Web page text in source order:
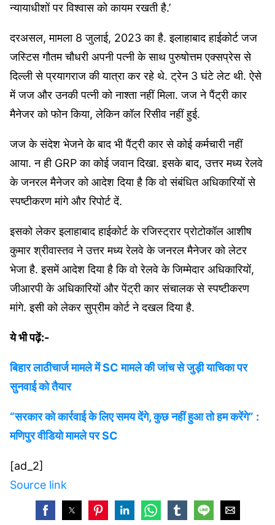
न्यायाधीशों पर विश्वास को कायम रखती है.’
दरअसल, मामला 8 जुलाई, 2023 का है. इलाहाबाद हाईकोर्ट जज
जस्टिस गौतम चौधरी अपनी पत्नी के साथ पुरुषोत्तम एक्सप्रेस से
दिल्ली से प्रयागराज की यात्रा कर रहे थे. ट्रेन 3 घंटे लेट थी. ऐसे
में जज और उनकी पत्नी को नाश्ता नहीं मिला. जज ने पैंट्री कार
मैनेजर को फोन किया, लेकिन कॉल रिसीव नहीं हुई.
जज के संदेश भेजने के बाद भी पैंट्री कार से कोई कर्मचारी नहीं
आया. न ही GRP का कोई जवान दिखा. इसके बाद, उत्तर मध्य रेलवे
के जनरल मैनेजर को आदेश दिया है कि वो संबंधित अधिकारियों से
स्पष्टीकरण मांगे और रिपोर्ट दें.
इसको लेकर इलाहाबाद हाईकोर्ट के रजिस्ट्रार प्रोटोकॉल आशीष
कुमार श्रीवास्तव ने उत्तर मध्य रेलवे के जनरल मैनेजर को लेटर
भेजा है. इसमें आदेश दिया है कि वो रेलवे के जिम्मेदार अधिकारियों,
जीआरपी के अधिकारियों और पेंट्री कार संचालक से स्पष्टीकरण
मांगे. इसी को लेकर सुप्रीम कोर्ट ने दखल दिया है.
ये भी पढ़ें:-
बिहार लाठीचार्ज मामले में SC मामले की जांच से जुड़ी याचिका पर
सुनवाई को तैयार
“सरकार को कार्रवाई के लिए समय देंगे, कुछ नहीं हुआ तो हम करेंगे” :
मणिपुर वीडियो मामले पर SC
[ad_2]
Source link